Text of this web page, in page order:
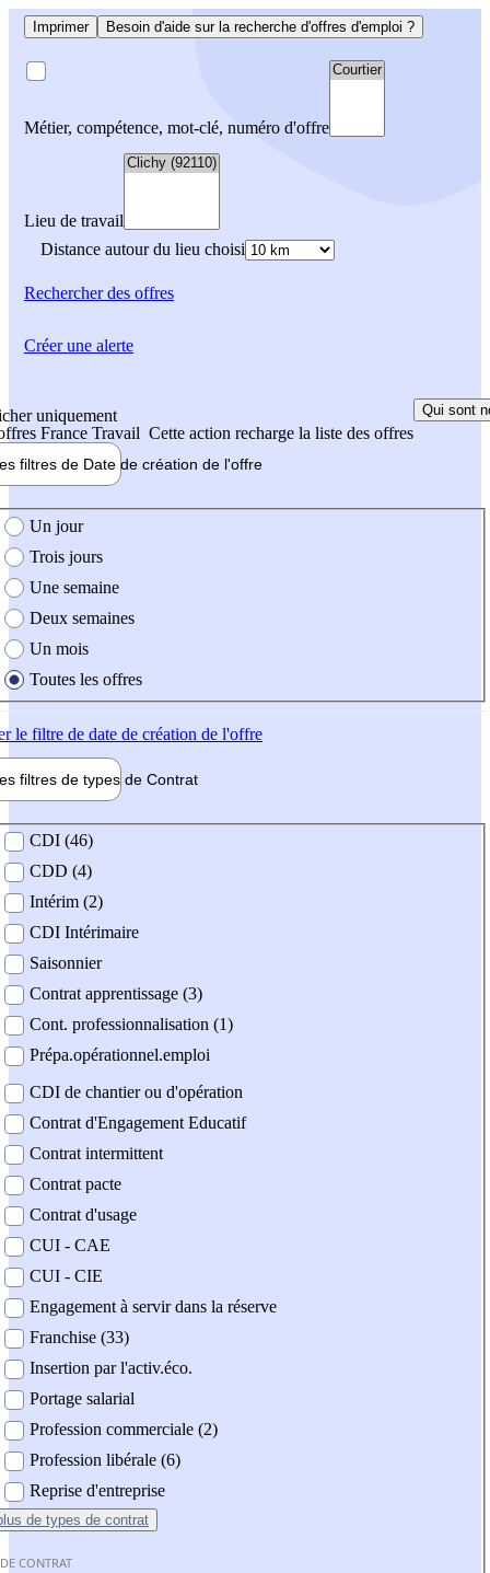
Imprimer Besoin d'aide sur la recherche d'offres d'emploi ?
Métier, compétence, mot-clé, numéro d'offre
Lieu de travail
Distance autour du lieu choisi
Rechercherdes offres
uniquement
France Travail Cette action recharge la liste des offres
Qui sont
filtres de Date de création de l'offre
création de l'offre
Un jour
Trois jours
Une semaine
Deux semaines
Un mois
Toutes les offres
le filtre de date de création de l'offre
filtres de types de Contrat
contrat
CDI (46)
CDD (4)
Intérim (2)
CDI Intérimaire
Saisonnier
Contrat apprentissage (3)
Cont. professionnalisation (1)
Prépa.opérationnel.emploi
CDI de chantier ou d'opération
Contrat d'Engagement Educatif
Contrat intermittent
Contrat pacte
Contrat d'usage
CUI - CAE
CUI - CIE
Engagement à servir dans la réserve
Franchise (33)
Insertion par l'activ.éco.
Portage salarial
Profession commerciale (2)
Profession libérale (6)
Reprise d'entreprise
de types de contrat
CONTRAT
Créer une alerte